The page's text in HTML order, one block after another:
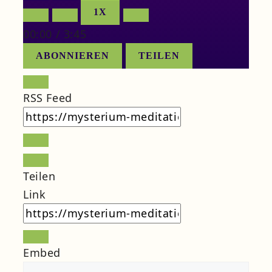
EPISODEEPISODE
1X
00:00 / 3:45
ABONNIEREN TEILEN
RSS Feed
Teilen
Link
Embed